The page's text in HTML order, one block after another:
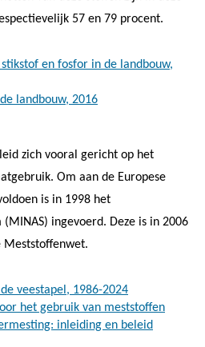
57 en 79 procent.
en fosfor in de landbouw,
landbouw, 2016
zich vooral gericht op het
Om aan de Europese
is in 1998 het
ingevoerd. Deze is in 2006
Meststoffenwet.
veestapel, 1986-2024
het gebruik van meststoffen
inleiding en beleid